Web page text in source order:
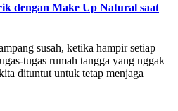
dengan Make Up Natural saat
susah, ketika hampir setiap
tugas rumah tangga yang nggak
dituntut untuk tetap menjaga